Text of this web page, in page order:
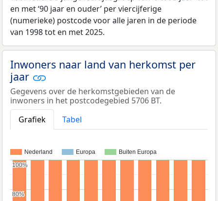
en met ‘90 jaar en ouder’ per viercijferige
(numerieke) postcode voor alle jaren in de periode
van 1998 tot en met 2025.
Inwoners naar land van herkomst per
jaar
Gegevens over de herkomstgebieden van de
inwoners in het postcodegebied 5706 BT.
Grafiek
Tabel
Nederland Europa Buiten Europa
80%
80%
100%
100%